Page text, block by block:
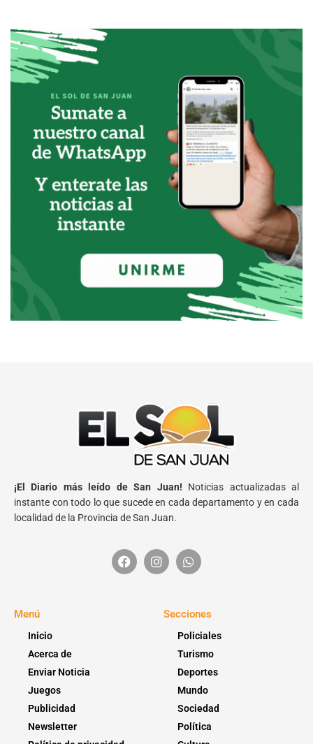
¡El Diario más leído de San Juan! Noticias actualizadas al
instante con todo lo que sucede en cada departamento y en cada
localidad de la Provincia de San Juan.
Menú
Inicio
Acerca de
Enviar Noticia
Juegos
Publicidad
Newsletter
Secciones
Policiales
Turismo
Deportes
Mundo
Sociedad
Política